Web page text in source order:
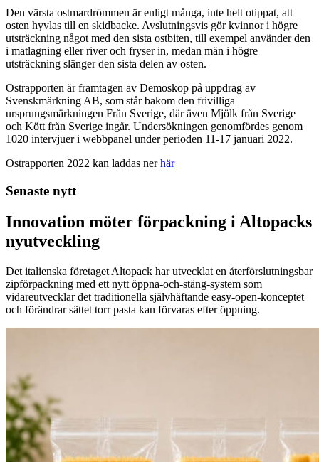
Den värsta ostmardrömmen är enligt många, inte helt otippat, att
osten hyvlas till en skidbacke. Avslutningsvis gör kvinnor i högre
utsträckning något med den sista ostbiten, till exempel använder den
i matlagning eller river och fryser in, medan män i högre
utsträckning slänger den sista delen av osten.
Ostrapporten är framtagen av Demoskop på uppdrag av
Svenskmärkning AB, som står bakom den frivilliga
ursprungsmärkningen Från Sverige, där även Mjölk från Sverige
och Kött från Sverige ingår. Undersökningen genomfördes genom
1020 intervjuer i webbpanel under perioden 11-17 januari 2022.
Ostrapporten 2022 kan laddas nerhär
Senaste nytt
Innovation möter förpackning i Altopacks
nyutveckling
Det italienska företaget Altopack har utvecklat en återförslutningsbar
zipförpackning med ett nytt öppna-och-stäng-system som
vidareutvecklar det traditionella självhäftande easy-open-konceptet
och förändrar sättet torr pasta kan förvaras efter öppning.